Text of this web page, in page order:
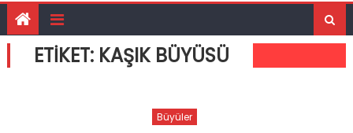
ETIKET: KAŞIK BÜYÜSÜ
Büyüler